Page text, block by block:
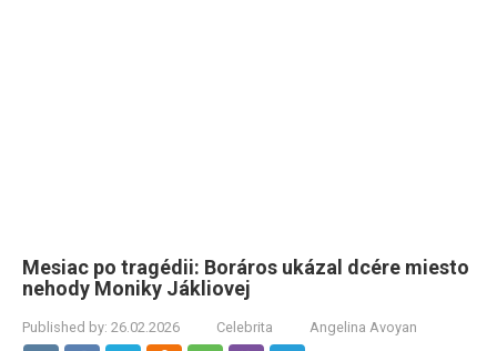
Mesiac po tragédii: Boráros ukázal dcére miesto
nehody Moniky Jákliovej
Published by: 26.02.2026 Celebrita Angelina Avoyan